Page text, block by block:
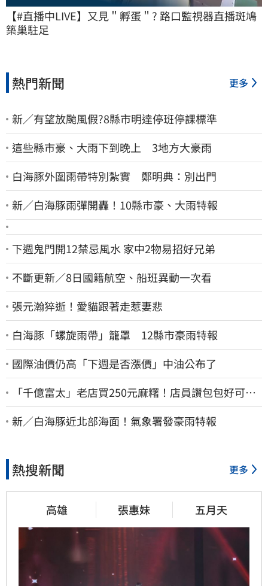
【#直播中LIVE】又見＂孵蛋＂? 路口監視器直播斑鳩
築巢駐足
熱門新聞 更多
新／有望放颱風假?8縣市明達停班停課標準
這些縣市豪、大雨下到晚上 3地方大豪雨
白海豚外圍雨帶特別紮實 鄭明典：別出門
新／白海豚雨彈開轟！10縣市豪、大雨特報
下週鬼門開12禁忌風水 家中2物易招好兄弟
不斷更新／8日國籍航空、船班異動一次看
張元瀚猝逝！愛貓跟著走惹妻悲
白海豚「螺旋雨帶」籠罩 12縣市豪雨特報
國際油價仍高「下週是否漲價」中油公布了
「千億富太」老店買250元麻糬！店員讚包包好可
愛 笑回：我自己做的
新／白海豚近北部海面！氣象署發豪雨特報
熱搜新聞 更多
高雄 張惠妹 五月天